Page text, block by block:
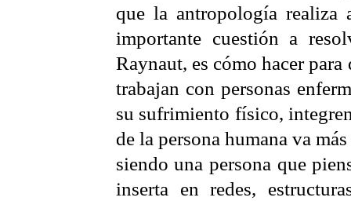
que la antropología
importante cuestión a
Raynaut, es cómo hacer
trabajan con personas
su sufrimiento físico,
de la persona humana va
siendo una persona que
inserta en redes,